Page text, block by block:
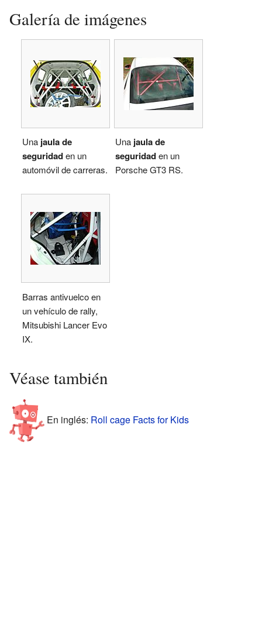
Galería de imágenes
Una jaula de
seguridaden un
automóvil de carreras.
Una jaula de
seguridaden un
Porsche GT3 RS.
Barras antivuelco en
un vehículo de rally,
Mitsubishi Lancer Evo
IX.
Véase también
En inglés: Roll cage Facts for Kids